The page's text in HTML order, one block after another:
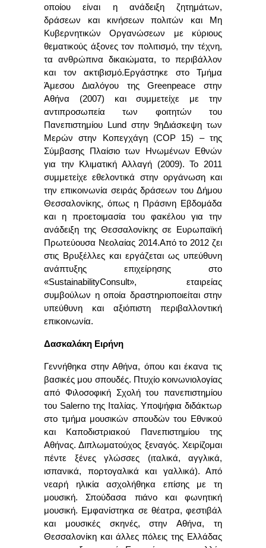
οποίου είναι η ανάδειξη ζητημάτων,
δράσεων και κινήσεων πολιτών και Μη
Κυβερνητικών Οργανώσεων με κύριους
θεματικούς άξονες τον πολιτισμό, την τέχνη,
τα ανθρώπινα δικαιώματα, το περιβάλλον
και τον ακτιβισμό.Εργάστηκε στο Τμήμα
Άμεσου Διαλόγου τηςGreenpeace στην
Αθήνα (2007) και συμμετείχε με την
αντιπροσωπεία των φοιτητών του
Πανεπιστημίου
Lund στην 9ηΔιάσκεψη των
Μερών στην Κοπεγχάγη (COP 15) – της
Σύμβασης Πλαίσιο των Ηνωμένων Εθνών
για την Κλιματική Αλλαγή (2009). Το 2011
συμμετείχε εθελοντικά στην οργάνωση και
την επικοινωνία σειράς δράσεων του Δήμου
Θεσσαλονίκης, όπως η Πράσινη Εβδομάδα
και η προετοιμασία του φακέλου για την
ανάδειξη της Θεσσαλονίκης σε Ευρωπαϊκή
Πρωτεύουσα Νεολαίας 2014.Από το 2012 ζει
στις Βρυξέλλες και εργάζεται ως υπεύθυνη
ανάπτυξης επιχείρησης στο
«SustainabilityConsult», εταιρείας
συμβούλων η οποία δραστηριοποιείται στην
υπεύθυνη και αξιόπιστη περιβαλλοντική
επικοινωνία.
Δασκαλάκη Ειρήνη
Γεννήθηκα στην Αθήνα, όπου και έκανα τις
βασικές μου σπουδές. Πτυχίο κοινωνιολογίας
από Φιλοσοφική Σχολή του πανεπιστημίου
του Salerno της Ιταλίας. Yποψήφια διδάκτωρ
στο τμήμα μουσικών σπουδών του Εθνικού
και Καποδιστριακού Πανεπιστημίου της
Αθήνας. Διπλωματούχος ξεναγός. Χειρίζομαι
πέντε ξένες γλώσσες (ιταλικά, αγγλικά,
ισπανικά, πορτογαλικά και γαλλικά). Από
νεαρή ηλικία ασχολήθηκα επίσης με τη
μουσική. Σπούδασα πιάνο και φωνητική
μουσική. Εμφανίστηκα σε θέατρα, φεστιβάλ
και μουσικές σκηνές, στην Αθήνα, τη
Θεσσαλονίκη και άλλες πόλεις της Ελλάδας